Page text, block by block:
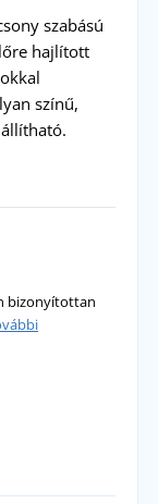
szabású
hajlított
színű,
bizonyítottan